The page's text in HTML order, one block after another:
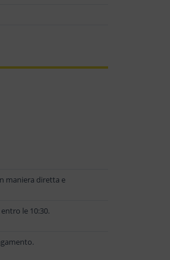
maniera diretta e
le 10:30.